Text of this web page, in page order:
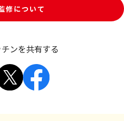
修について
ンを共有する